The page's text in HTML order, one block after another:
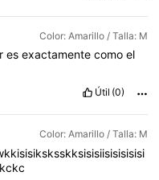
Color: Amarillo / Talla: M
esexactamentecomoel
Útil (0)
Color: Amarillo / Talla: M